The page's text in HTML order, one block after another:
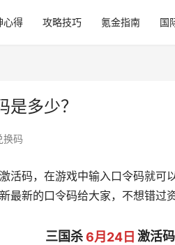
心得 攻略技巧 氪金指南 国
多少？
换码
活码，在游戏中输入口令码就可
最新的口令码给大家，不想错过
三国杀6月24日 激活